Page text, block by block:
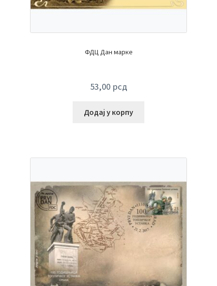
ФДЦ Дан марке
53,00 рсд
Додај у корпу